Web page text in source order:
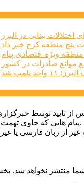
پنج منطقه کرج خبر داد
ویژه اقتصادی پیام
موانع صادرات در کشور
پلمب شد
پیام هایی که حاوی تهمت یا افترا باشد منتشر نخواهد شد.
منتشر نخواهد شد.